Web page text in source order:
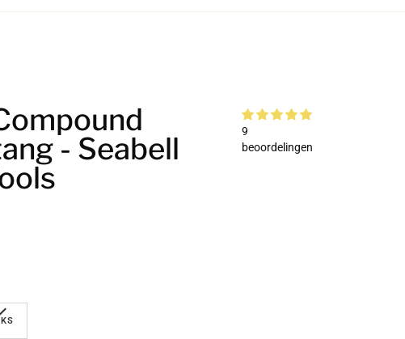
- Seabell
9
beoordelingen